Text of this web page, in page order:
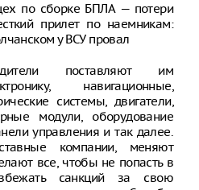
по сборке БПЛА — потери
прилет по наемникам:
у ВСУ провал
поставляют им
навигационные,
системы, двигатели,
модули, оборудование
управления и так далее.
компании, меняют
все, чтобы не попасть в
санкций за свою